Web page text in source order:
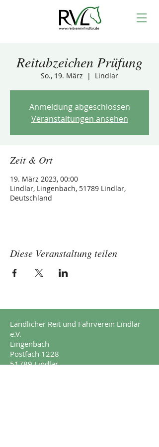
Reitabzeichen Prüfung
So., 19. März
  |
Lindlar
Anmeldung abgeschlossen
Veranstaltungen ansehen
Zeit & Ort
19. März 2023, 00:00
Lindlar, Lingenbach, 51789 Lindlar,
Deutschland
Diese Veranstaltung teilen
Ländlicher Reit und Fahrverein Lindlar
e.V.
Lingenbach
Postfach 1228
51789 Lindlar